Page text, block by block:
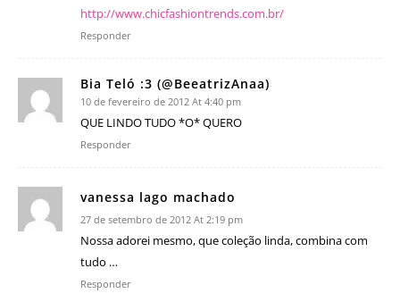
http://www.chicfashiontrends.com.br/
Responder
Bia Teló :3 (@BeeatrizAnaa)
10 de fevereiro de 2012 At 4:40 pm
QUE LINDO TUDO *O* QUERO
Responder
vanessa lago machado
27 de setembro de 2012 At 2:19 pm
Nossa adorei mesmo, que coleção linda, combina com
tudo …
Responder